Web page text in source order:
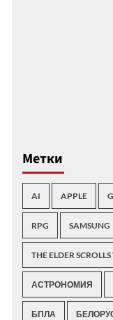
Метки
AI APPLE
RPG SAMSUNG
THE ELDER
АСТРОНОМИЯ
БПЛА